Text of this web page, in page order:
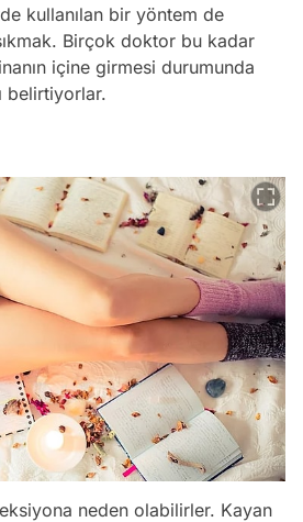
kullanılan bir yöntem de
Birçok doktor bu kadar
içine girmesi durumunda
belirtiyorlar.
neden olabilirler. Kayan